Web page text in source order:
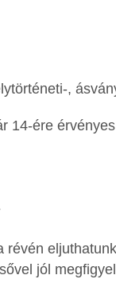
,
14-ére
jól